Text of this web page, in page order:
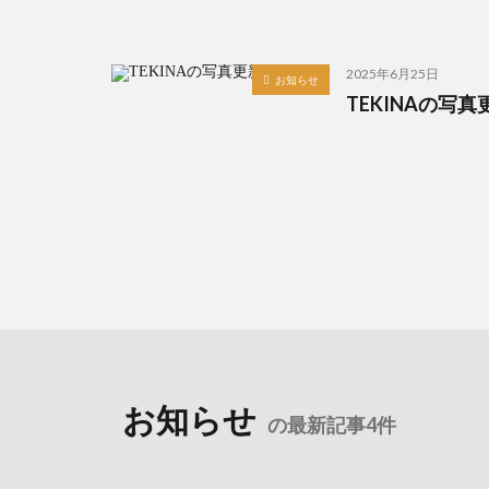
お知らせ 2025年6月25日
TEKINAの写真
お知らせ の最新記事4件